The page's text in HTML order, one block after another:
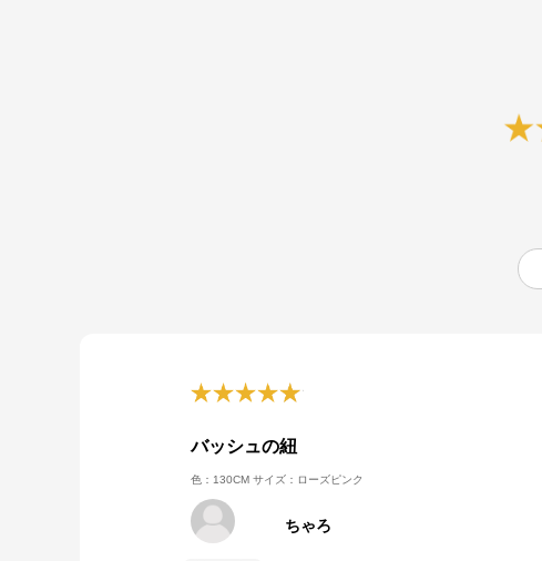
バッシュの紐
色：130CM サイズ：ローズピンク
ちゃろ